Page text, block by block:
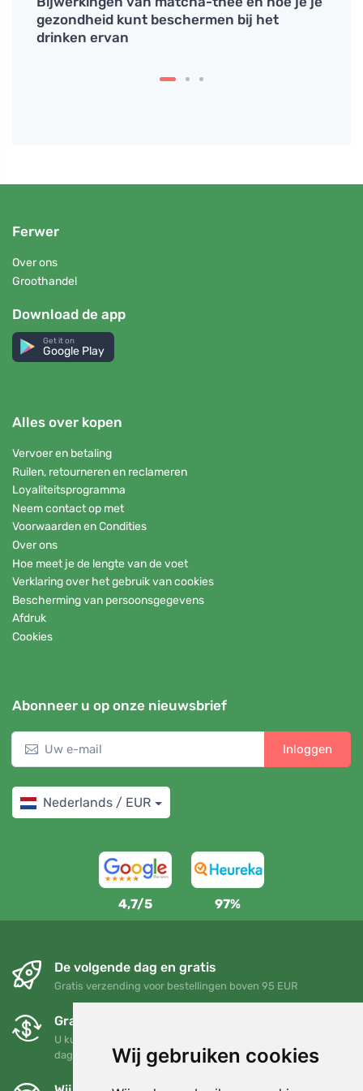
Wij gebruiken cookies
gezondheid kunt beschermen bij het
drinken ervan
Ferwer
Over ons
Groothandel
Download de app
Get it on
Google Play
Alles over kopen
Vervoer en betaling
Ruilen, retourneren en reclameren
Loyaliteitsprogramma
Neem contact op met
Voorwaarden en Condities
Over ons
Hoe meet je de lengte van de voet
Verklaring over het gebruik van cookies
Bescherming van persoonsgegevens
Afdruk
Cookies
Abonneer u op onze nieuwsbrief
Inloggen
Nederlands / EUR
4,7/5 97%
De volgende dag en gratis
Gratis verzending voor bestellingen boven 95 EUR
Gratis ruilen en retourneren
U kunt uw bestelling op elk gewenst moment binnen 90
dagen retourneren of ruilen